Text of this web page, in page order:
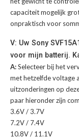
capaciteit mogelijk
onpraktisch voor
V: Uw Sony
voor mijn batterij.
A:Selecteer bij het
met hetzelfde voltage
uitzonderingen op
paar hieronder zijn
3.6V / 3.7V
7.2V / 7.4V
10.8V / 11.1V